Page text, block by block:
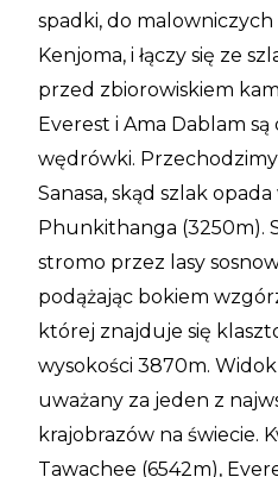
spadki, do
Kenjoma, i łączy się ze
przed zbiorowiskiem
Everest i Ama Dablam są
wędrówki. Przechodzimy
Sanasa, skąd szlak
Phunkithanga (3250m).
stromo przez lasy
podążając bokiem
której znajduje się
wysokości 3870m. Widok
uważany za jeden z
krajobrazów na świecie.
Tawachee (6542m),